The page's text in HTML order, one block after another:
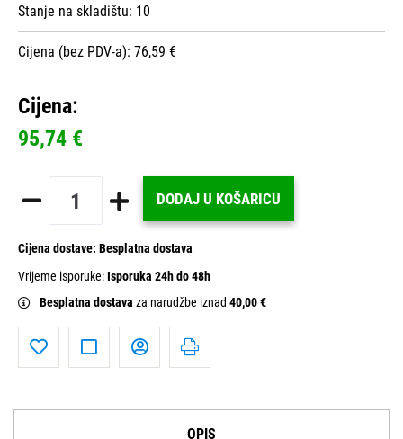
Stanje na skladištu: 10
Cijena (bez PDV-a): 76,59 €
Cijena:
95,74 €
DODAJ U KOŠARICU
Cijena dostave: Besplatna dostava
Vrijeme isporuke:Isporuka 24h do 48h
Besplatna dostava za narudžbe iznad 40,00 €
OPIS